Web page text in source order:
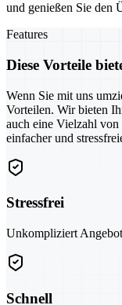
und genießen Sie den
Features
Diese Vorteile
Wenn Sie mit uns
Vorteilen. Wir bieten
auch eine Vielzahl
einfacher und
Stressfrei
Unkompliziert
Schnell